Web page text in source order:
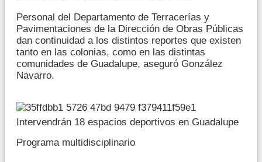
Personal del Departamento de Terracerías y
Pavimentaciones de la Dirección de Obras Públicas
dan continuidad a los distintos reportes que existen
tanto en las colonias, como en las distintas
comunidades de Guadalupe, aseguró González
Navarro.
Intervendrán 18 espacios deportivos en Guadalupe
Programa multidisciplinario